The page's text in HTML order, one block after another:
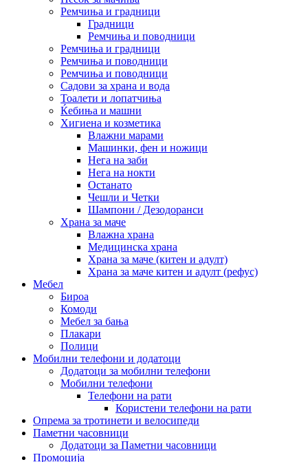
Ремчиња и градници
Градници
Ремчиња и поводници
Ремчиња и градници
Ремчиња и поводници
Ремчиња и поводници
Садови за храна и вода
Тоалети и лопатчиња
Ќебиња и машни
Хигиена и козметика
Влажни марами
Машинки, фен и ножици
Нега на заби
Нега на нокти
Останато
Чешли и Четки
Шампони / Дезодоранси
Храна за маче
Влажна храна
Медицинска храна
Храна за маче (китен и адулт)
Храна за маче китен и адулт (рефус)
Мебел
Бироа
Комоди
Мебел за бања
Плакари
Полици
Мобилни телефони и додатоци
Додатоци за мобилни телефони
Мобилни телефони
Телефони на рати
Користени телефони на рати
Опрема за тротинети и велосипеди
Паметни часовници
Додатоци за Паметни часовници
Промоција